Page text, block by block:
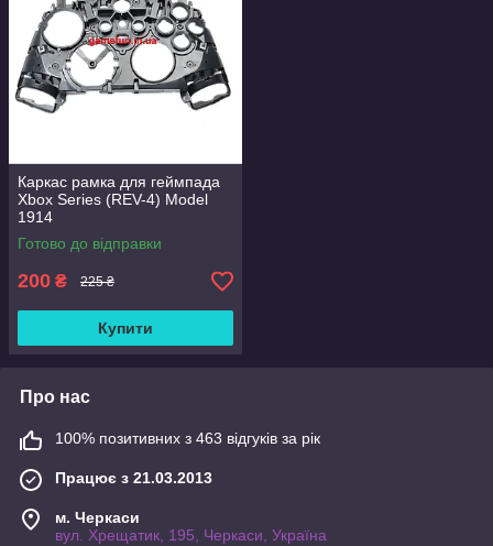
Каркас рамка для геймпада
Xbox Series (REV-4) Model
1914
Готово до відправки
200 ₴ 225 ₴
Купити
Про нас
100% позитивних з 463 відгуків за рік
Працює з 21.03.2013
м. Черкаси
вул. Хрещатик, 195, Черкаси, Україна